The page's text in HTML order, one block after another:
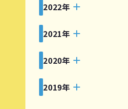
2022年
2021年
2020年
2019年